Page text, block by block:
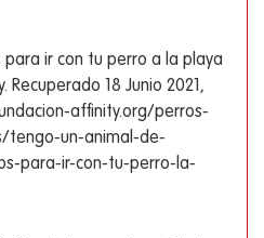
para ir con tu perro a la playa
Recuperado 18 Junio 2021,
affinity.org/perros-
tengo-un-animal-de-
para-ir-con-tu-perro-la-